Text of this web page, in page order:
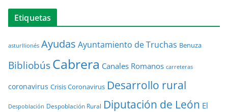
Etiquetas
asturllionés Ayudas Ayuntamiento de Truchas Benuza
BibliobúsCabrera Canales Romanos carreteras
coronavirus Crisis Coronavirus Desarrollo rural
Despoblación Despoblación Rural Diputación de León El